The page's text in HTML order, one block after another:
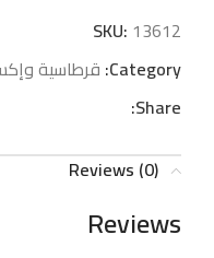
SKU: 13612
Category: قرطاسية
Share:
Reviews (0)
Reviews